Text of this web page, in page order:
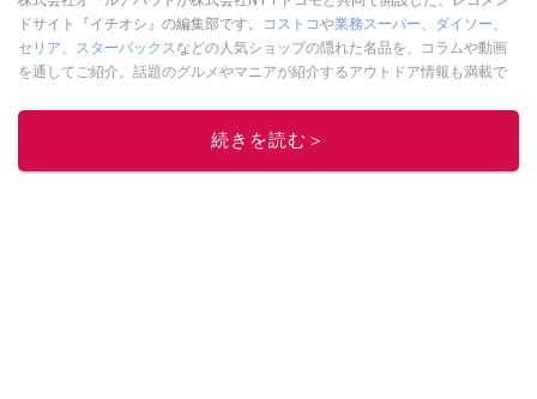
ドサイト『イチオシ』の編集部です。
コストコや業務スーパー、 ダイソー、
セリア、 スターバックスなどの人気ショップの隠れた名品を、コラムや動画
を通してご紹介。話題のグルメやマニアが紹介するアウトドア情報も満載で
レビューしています。毎日トレンド情報をお届けしているので、ぜひ
してください！続きを読む＞